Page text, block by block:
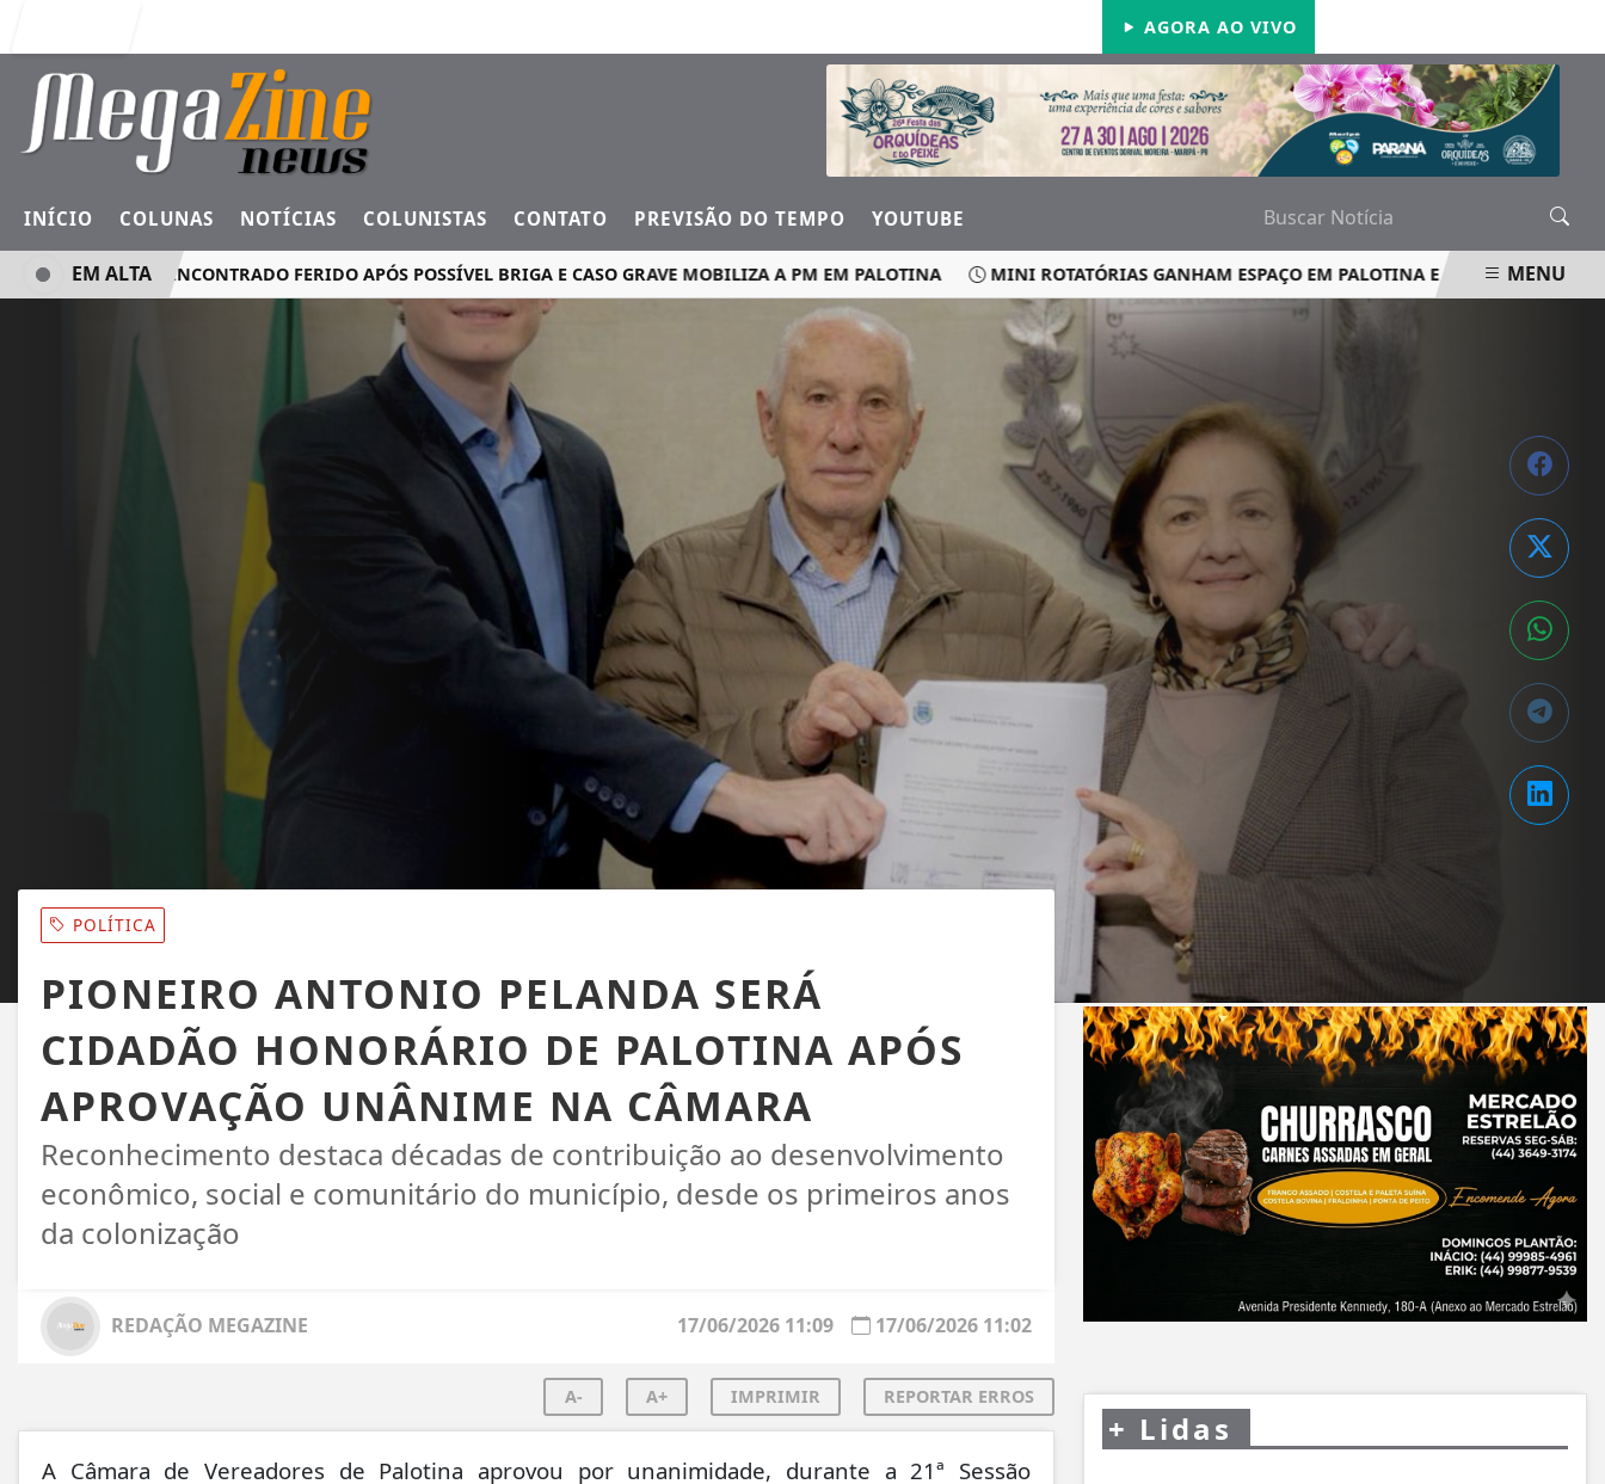
AGORA AO VIVO
INÍCIO COLUNAS NOTÍCIAS COLUNISTAS CONTATO PREVISÃO DO TEMPO YOUTUBE
HOMEM É ENCONTRADO FERIDO APÓS POSSÍVEL BRIGA E CASO GRAVE MOBILIZA A PM EM PALOTINA MINI ROTATÓRIAS GANHAM ESPAÇO EM PALOTINA E REFORÇAM SEGURANÇA
EM ALTA MENU
POLÍTICA
PIONEIRO ANTONIO PELANDA SERÁ
CIDADÃO HONORÁRIO DE PALOTINA APÓS
APROVAÇÃO UNÂNIME NA CÂMARA
Reconhecimento destaca décadas de contribuição ao desenvolvimento
econômico, social e comunitário do município, desde os primeiros anos
da colonização
REDAÇÃO MEGAZINE 17/06/2026 11:02
17/06/2026 11:09
A- A+ IMPRIMIR REPORTAR ERROS
A Câmara de Vereadores de Palotina aprovou por unanimidade, durante a 21ª Sessão
+ Lidas